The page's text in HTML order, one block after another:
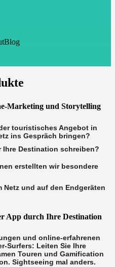
Marketing und Storytelling
touristisches Angebot in
ins Gespräch bringen?
Ihre Destination schreiben?
erstellten wir besondere
und auf den Endgeräten
App durch Ihre Destination
und online-erfahrenen
Surfers: Leiten Sie Ihre
Touren und Gamification
Sightseeing mal anders.